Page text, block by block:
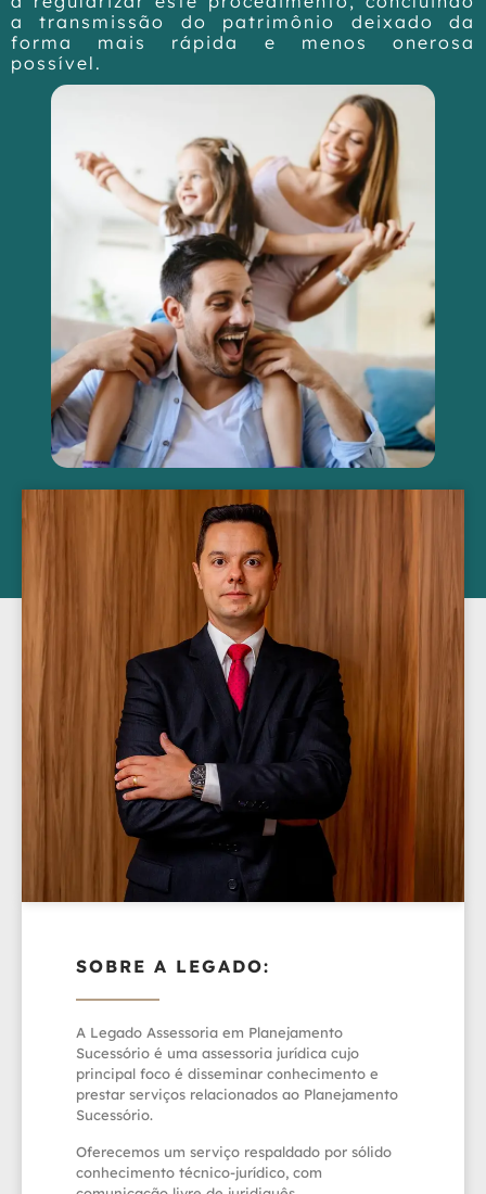
a transmissão do patrimônio deixado da
forma mais rápida e menos onerosa
possível.
SOBRE A LEGADO:
A Legado Assessoria em Planejamento
Sucessório é uma assessoria jurídica cujo
principal foco é disseminar conhecimento e
prestar serviços relacionados ao Planejamento
Sucessório.
Oferecemos um serviço respaldado por sólido
conhecimento técnico-jurídico, com